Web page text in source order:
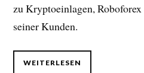
zu Kryptoeinlagen,
seiner Kunden.
WEITERLESEN